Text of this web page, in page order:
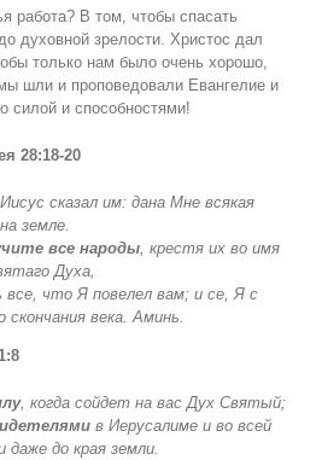
работа? В том, чтобы спасать
духовной зрелости. Христос дал
только нам было очень хорошо,
шли и проповедовали Евангелие и
силой и способностями!
28:18-20
сказал им: дана Мне всякая
земле.
все народы, крестя их во имя
Духа,
все, что Я повелел вам; и се, Я с
скончания века. Аминь.
, когда сойдет на вас Дух Святый;
в Иерусалиме и во всей
даже до края земли.